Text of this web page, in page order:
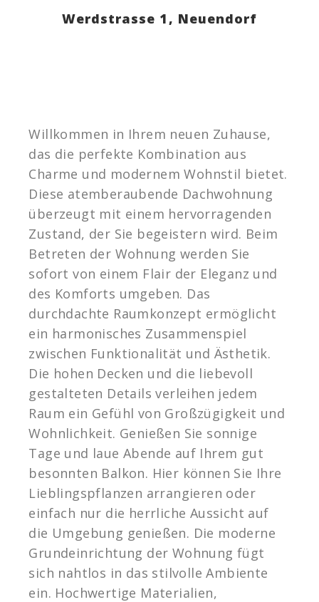
Werdstrasse 1, Neuendorf
Willkommen in Ihrem neuen Zuhause,
das die perfekte Kombination aus
Charme und modernem Wohnstil bietet.
Diese atemberaubende Dachwohnung
überzeugt mit einem hervorragenden
Zustand, der Sie begeistern wird. Beim
Betreten der Wohnung werden Sie
sofort von einem Flair der Eleganz und
des Komforts umgeben. Das
durchdachte Raumkonzept ermöglicht
ein harmonisches Zusammenspiel
zwischen Funktionalität und Ästhetik.
Die hohen Decken und die liebevoll
gestalteten Details verleihen jedem
Raum ein Gefühl von Großzügigkeit und
Wohnlichkeit. Genießen Sie sonnige
Tage und laue Abende auf Ihrem gut
besonnten Balkon. Hier können Sie Ihre
Lieblingspflanzen arrangieren oder
einfach nur die herrliche Aussicht auf
die Umgebung genießen. Die moderne
Grundeinrichtung der Wohnung fügt
sich nahtlos in das stilvolle Ambiente
ein. Hochwertige Materialien,